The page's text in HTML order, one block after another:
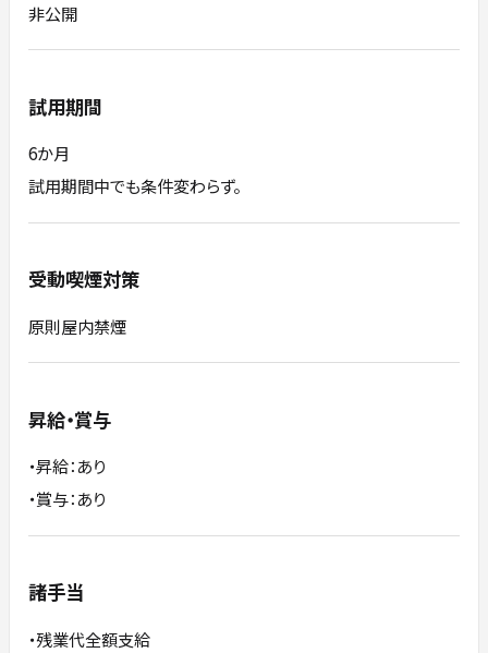
非公開
試用期間
6か月
試用期間中でも条件変わらず。
受動喫煙対策
原則屋内禁煙
昇給・賞与
・昇給：あり
・賞与：あり
諸手当
・残業代全額支給